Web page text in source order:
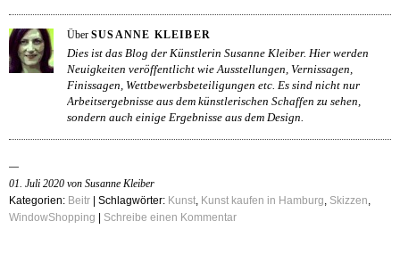
Über SUSANNE KLEIBER
Dies ist das Blog der Künstlerin Susanne Kleiber. Hier werden
Neuigkeiten veröffentlicht wie Ausstellungen, Vernissagen,
Finissagen, Wettbewerbsbeteiligungen etc. Es sind nicht nur
Arbeitsergebnisse aus dem künstlerischen Schaffen zu sehen,
sondern auch einige Ergebnisse aus dem Design.
01. Juli 2020 von Susanne Kleiber
Kategorien: Beitr | Schlagwörter: Kunst, Kunst kaufen in Hamburg, Skizzen,
WindowShopping
Schreibe einen Kommentar